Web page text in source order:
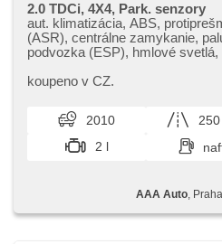
2.0 TDCi, 4X4, Park. senzory
aut. klimatizácia, ABS,
(ASR), centrálne zamykanie,
podvozka (ESP), hmlové
okná, strešný nosič, autorádio,
koupeno v CZ.
2010
2 l
AAA Auto,